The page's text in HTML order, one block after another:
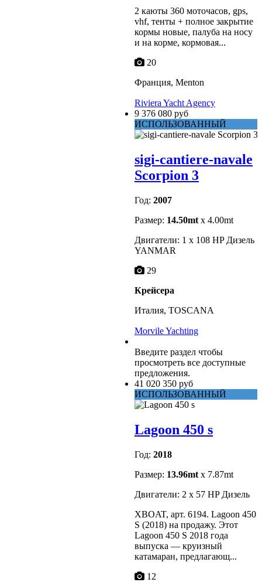
2 каюты 360 моточасов, gps,
vhf, тенты + полное закрытие
кормы новые, палуба на носу
и на корме, кормовая...
20
Франция, Menton
Riviera Yacht Agency
9 376 080 руб
ИСПОЛЬЗОВАННЫЙ
sigi-cantiere-navale
Scorpion 3
Год: 2007
Размер: 14.50mt x 4.00mt
Двигатели: 1 x 108 HP Дизель
YANMAR
29
Крейсера
Италия, TOSCANA
Morvile Yachting
Введите раздел чтобы
просмотреть все доступные
предложения.
41 020 350 руб
ИСПОЛЬЗОВАННЫЙ
Lagoon 450 s
Год: 2018
Размер: 13.96mt x 7.87mt
Двигатели: 2 x 57 HP Дизель
XBOAT, арт. 6194. Lagoon 450
S (2018) на продажу. Этот
Lagoon 450 S 2018 года
выпуска — круизный
катамаран, предлагающ...
12